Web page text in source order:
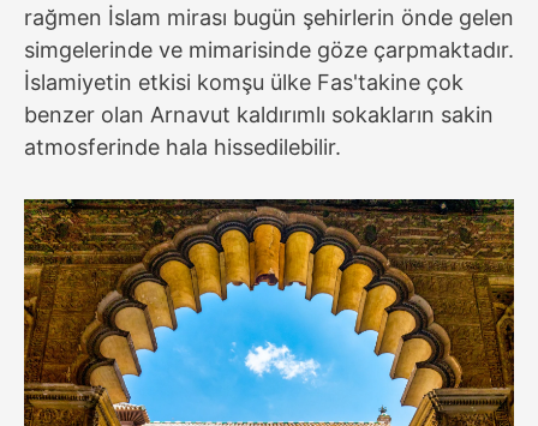
rağmen İslam mirası bugün şehirlerin önde gelen
simgelerinde ve mimarisinde göze çarpmaktadır.
İslamiyetin etkisi komşu ülke Fas'takine çok
benzer olan Arnavut kaldırımlı sokakların sakin
atmosferinde hala hissedilebilir.